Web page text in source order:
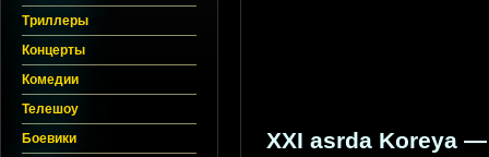
Триллеры
Концерты
Комедии
Телешоу
Боевики
XXI asrda Koreya